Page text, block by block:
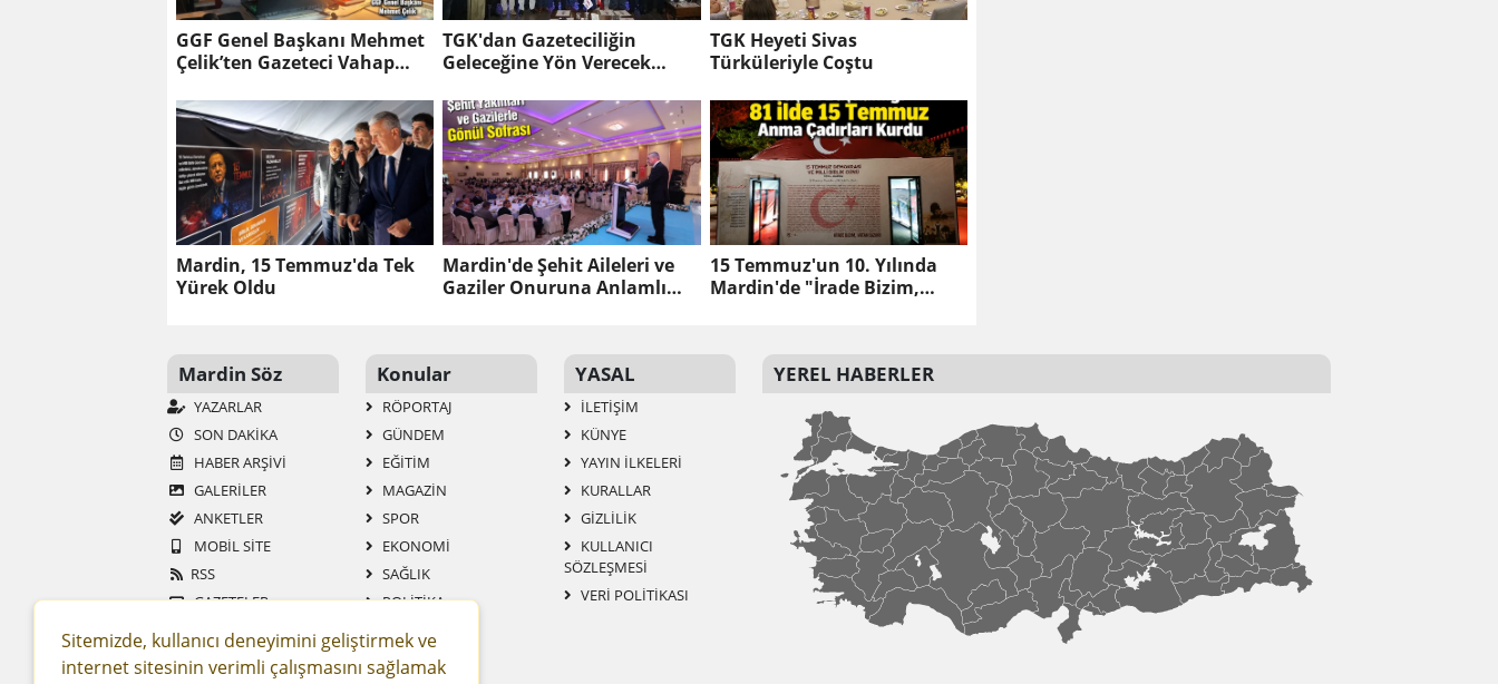
GGF Genel Başkanı Mehmet
Çelik’ten Gazeteci Vahap
Saldırıya Sert Tepki
TGK'dan Gazeteciliğin
Geleceğine Yön Verecek
TGK Heyeti Sivas
Türküleriyle Coştu
Mardin, 15 Temmuz'da Tek
Yürek Oldu
Mardin'de Şehit Aileleri ve
Gaziler Onuruna Anlamlı
15 Temmuz'un 10. Yılında
Mardin'de "İrade Bizim,
Mardin Söz
YAZARLAR
SON DAKİKA
HABER ARŞİVİ
GALERİLER
ANKETLER
MOBİL SİTE
RSS
GAZETELER
SİTENE EKLE
Konular
RÖPORTAJ
GÜNDEM
EĞİTİM
MAGAZİN
SPOR
EKONOMİ
SAĞLIK
POLİTİKA
TEKNOLOJİ
YAŞAM
YASAL
İLETIŞIM
KÜNYE
YAYIN İLKELERI
KURALLAR
GIZLILIK
KULLANICI
SÖZLEŞMESI
VERI POLITIKASI
YEREL HABERLER
Sitemizde, kullanıcı deneyimini geliştirmek ve
internet sitesinin verimli çalışmasını sağlamak